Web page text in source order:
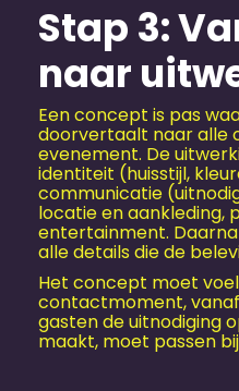
Stap 3:
naar
Een concept is pas
doorvertaalt naar alle
evenement. De
identiteit (huisstijl,
communicatie
locatie en
entertainment.
alle details die de
Het concept moet
contactmoment,
gasten de uitnodiging
maakt, moet passen